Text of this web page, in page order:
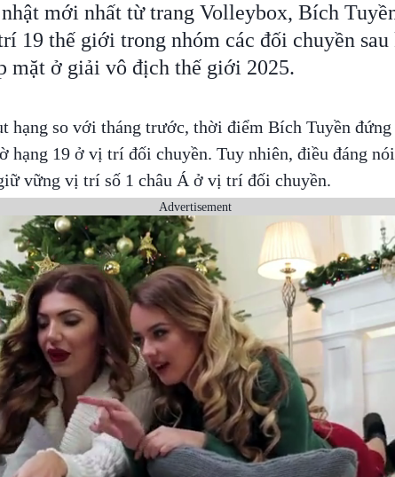
mới nhất từ trang Volleybox, Bích
19 thế giới trong nhóm các đối chuyền sau
mặt ở giải vô địch thế giới 2025.
hạng so với tháng trước, thời điểm Bích Tuyền đứng
hạng 19 ở vị trí đối chuyền. Tuy nhiên, điều đáng
vững vị trí số 1 châu Á ở vị trí đối chuyền.
Advertisement